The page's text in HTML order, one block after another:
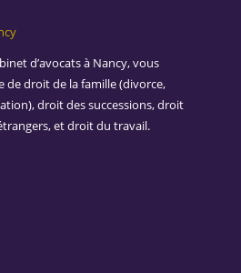
d’avocats à Nancy, vous
de droit de la famille (divorce,
droit des successions, droit
et droit du travail.